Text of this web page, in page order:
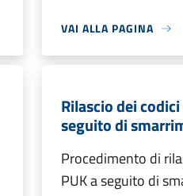
VAI ALLA PAGINA
Rilascio dei
seguito di
Procedimento di
PUK a seguito di